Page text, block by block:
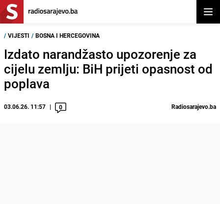
/ VIJESTI / BOSNA I HERCEGOVINA
Izdato narandžasto upozorenje za
cijelu zemlju: BiH prijeti opasnost od
poplava
03.06.26. 11:57 0 Radiosarajevo.ba